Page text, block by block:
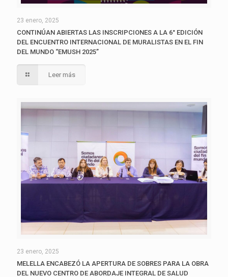
23 enero, 2025
CONTINÚAN ABIERTAS LAS INSCRIPCIONES A LA 6° EDICIÓN
DEL ENCUENTRO INTERNACIONAL DE MURALISTAS EN EL FIN
DEL MUNDO “EMUSH 2025”
Leer más
23 enero, 2025
MELELLA ENCABEZÓ LA APERTURA DE SOBRES PARA LA OBRA
DEL NUEVO CENTRO DE ABORDAJE INTEGRAL DE SALUD